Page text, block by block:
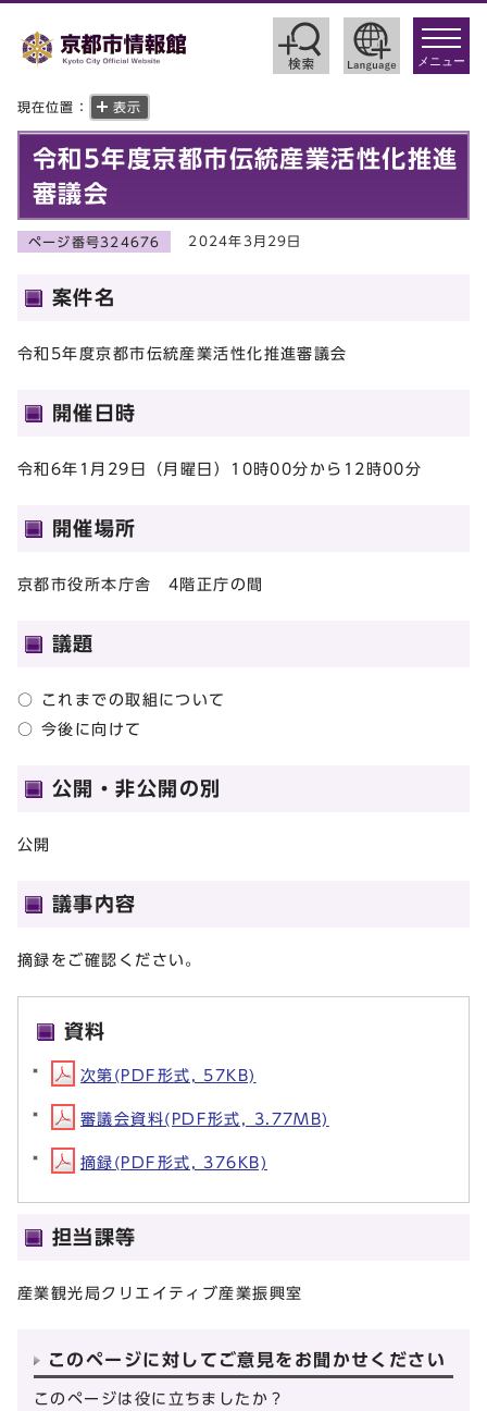
toggle
メニュー
現在位置： 表示
令和5年度京都市伝統産業活性化推進
審議会
ページ番号324676 2024年3月29日
案件名
令和5年度京都市伝統産業活性化推進審議会
開催日時
令和6年1月29日（月曜日）10時00分から12時00分
開催場所
京都市役所本庁舎 4階正庁の間
議題
○ これまでの取組について
○ 今後に向けて
公開・非公開の別
公開
議事内容
摘録をご確認ください。
資料
次第(PDF形式, 57KB)
審議会資料(PDF形式, 3.77MB)
摘録(PDF形式, 376KB)
担当課等
産業観光局クリエイティブ産業振興室
このページに対してご意見をお聞かせください
このページは役に立ちましたか？